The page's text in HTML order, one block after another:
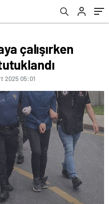
çalışırken
2025 05:01